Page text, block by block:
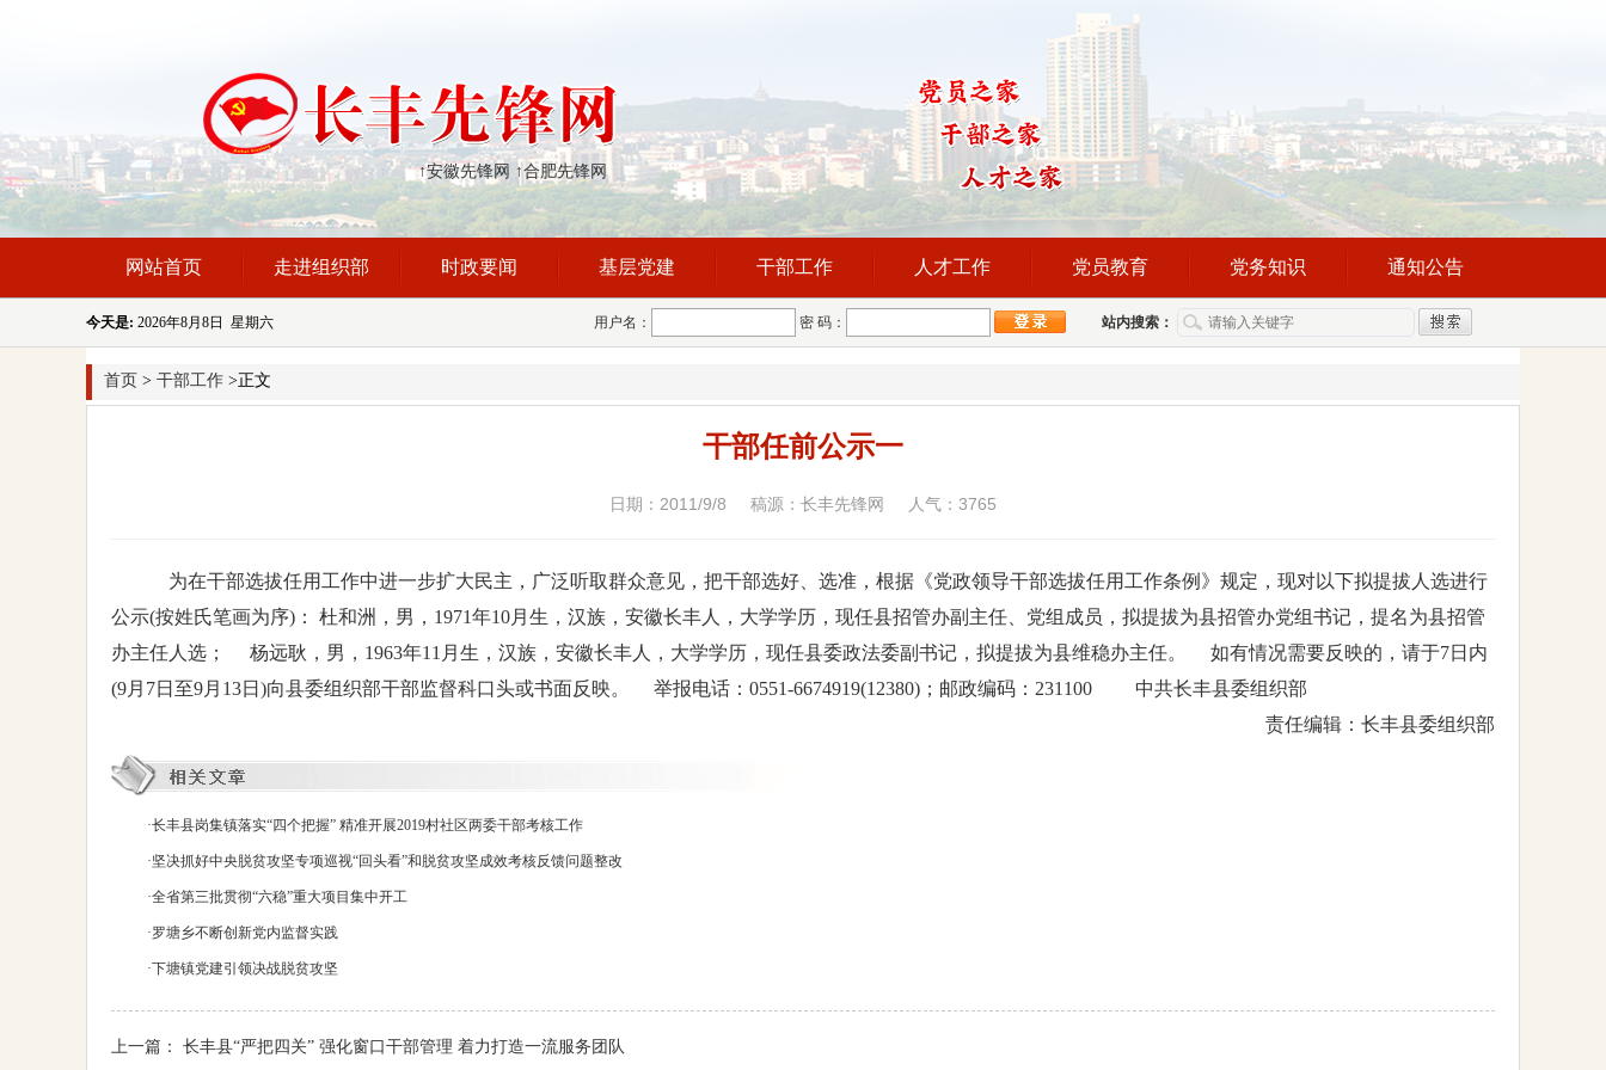
↑安徽先锋网 ↑合肥先锋网
网站首页 走进组织部 时政要闻 基层党建 干部工作 人才工作 党员教育 党务知识 通知公告
今天是: 2026年8月8日 星期六 用户名： 密 码： 站内搜索：
首页 > 干部工作 >正文
干部任前公示一
日期：2011/9/8 稿源：长丰先锋网 人气： 3765
为在干部选拔任用工作中进一步扩大民主，广泛听取群众意见，把干部选好、选准，根据《党政领导干部选拔任用工作条例》规定，现对以下拟提拔人选进行
公示(按姓氏笔画为序)： 杜和洲，男，1971年10月生，汉族，安徽长丰人，大学学历，现任县招管办副主任、党组成员，拟提拔为县招管办党组书记，提名为县招管
办主任人选； 杨远耿，男，1963年11月生，汉族，安徽长丰人，大学学历，现任县委政法委副书记，拟提拔为县维稳办主任。 如有情况需要反映的，请于7日内
(9月7日至9月13日)向县委组织部干部监督科口头或书面反映。 举报电话：0551-6674919(12380)；邮政编码：231100 中共长丰县委组织部
责任编辑：长丰县委组织部
·长丰县岗集镇落实“四个把握” 精准开展2019村社区两委干部考核工作
·坚决抓好中央脱贫攻坚专项巡视“回头看”和脱贫攻坚成效考核反馈问题整改
·全省第三批贯彻“六稳”重大项目集中开工
·罗塘乡不断创新党内监督实践
·下塘镇党建引领决战脱贫攻坚
上一篇： 长丰县“严把四关” 强化窗口干部管理 着力打造一流服务团队